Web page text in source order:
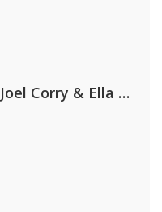
Nathan Dawe, Joel Corry & Ella Henderson